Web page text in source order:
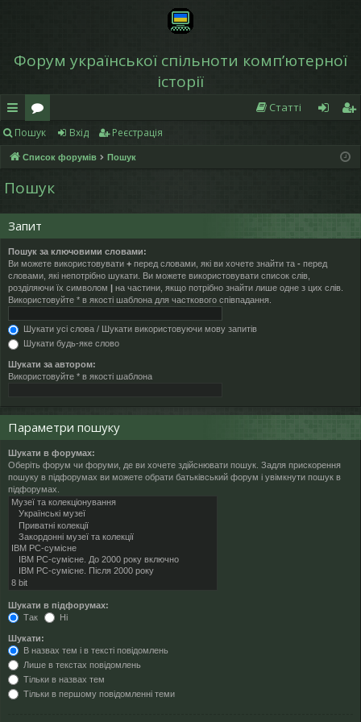
Форум української спільноти компʼютерної
історії
в
и
дк
и
й
д
ос
ту
п
о
ру
м
и
Статті
ст
а
ці
Пошук Вхід Реєстрація
Список форумів Пошук
Пошук
Запит
Пошук за ключовими словами:
Ви можете використовувати + перед словами, які ви хочете знайти та - перед
словами, які непотрібно шукати. Ви можете використовувати список слів,
розділяючи їх символом
на частини, якщо потрібно знайти лише одне з цих слів.
Використовуйте * в якості шаблона для часткового співпадання.
Шукати усі слова / Шукати використовуючи мову запитів
Шукати будь-яке слово
Шукати за автором:
Використовуйте * в якості шаблона
Параметри пошуку
Шукати в форумах:
Оберіть форум чи форуми, де ви хочете здійснювати пошук. Задля прискорення
пошуку в підфорумах ви можете обрати батьківський форум і увімкнути пошук в
підфорумах.
Шукати в підфорумах:
Так
Ні
Шукати:
В назвах тем і в тексті повідомлень
Лише в текстах повідомлень
Тільки в назвах тем
Тільки в першому повідомленні теми